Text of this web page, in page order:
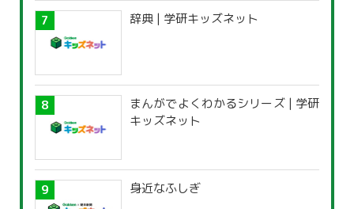
辞典 | 学研キッズネット
まんがでよくわかるシリーズ | 学研
キッズネット
身近なふしぎ